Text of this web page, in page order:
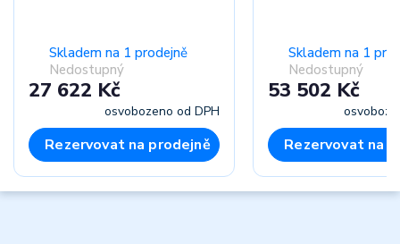
Skladem na 1 prodejně
Nedostupný
27 622 Kč
osvobozeno od DPH
Rezervovat na prodejně
Skladem na 1
Nedostupný
53 502 Kč
Rezervovat na